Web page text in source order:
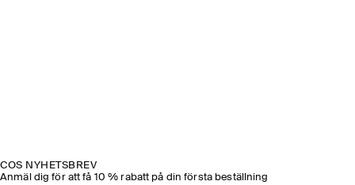
COS NYHETSBREV
Anmäl dig för att få 10 % rabatt på din första beställning